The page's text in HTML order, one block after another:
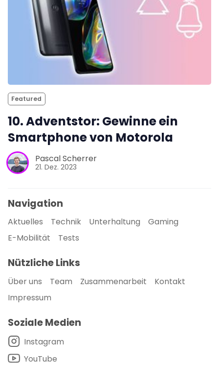
Featured
10. Adventstor: Gewinne ein
Smartphone von Motorola
Pascal Scherrer
21. Dez. 2023
Navigation
Aktuelles Technik Unterhaltung
Gaming
E-Mobilität
Tests
Nützliche Links
Über uns Team Zusammenarbeit
Kontakt
Impressum
Soziale Medien
Instagram
YouTube